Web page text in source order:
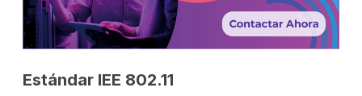
Estándar IEE 802.11